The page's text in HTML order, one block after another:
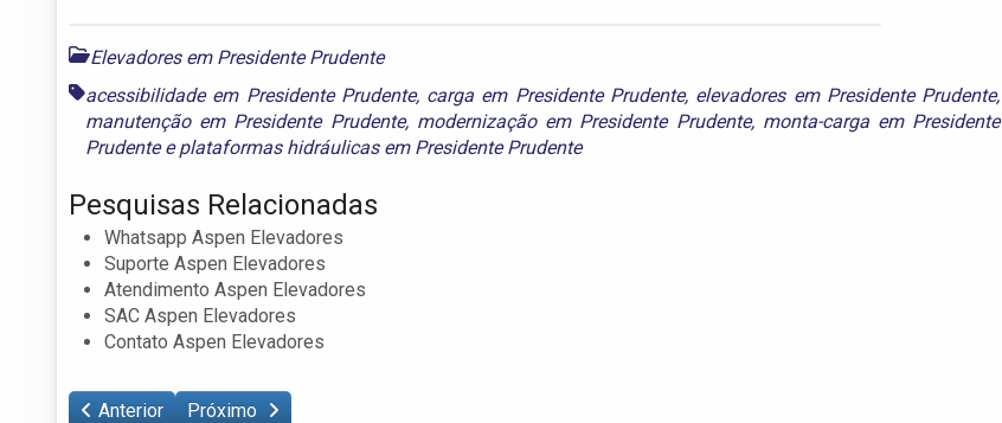
Elevadores em Presidente Prudente
acessibilidade em Presidente Prudente, carga em Presidente Prudente, elevadores em Presidente Prudente,
manutenção em Presidente Prudente, modernização em Presidente Prudente, monta-carga em Presidente
Prudenteeplataformas hidráulicas em Presidente Prudente
Pesquisas Relacionadas
Whatsapp Aspen Elevadores
Suporte Aspen Elevadores
Atendimento Aspen Elevadores
SAC Aspen Elevadores
Contato Aspen Elevadores
Anterior Próximo